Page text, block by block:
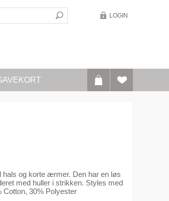
LOGIN
og korte ærmer. Den har en løs
med huller i strikken. Styles med
Cotton, 30% Polyester